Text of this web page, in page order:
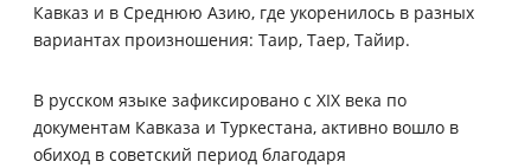
Кавказ и в Среднюю Азию, где укоренилось в разных
вариантах произношения: Таир, Таер, Тайир.
В русском языке зафиксировано с XIX века по
документам Кавказа и Туркестана, активно вошло в
обиход в советский период благодаря